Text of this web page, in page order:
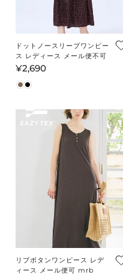
ドットノースリーブワンピー
ス レディース メール便不可
通
常
格
¥2,690
リブボタンワンピース レデ
ィース メール便可 mrb